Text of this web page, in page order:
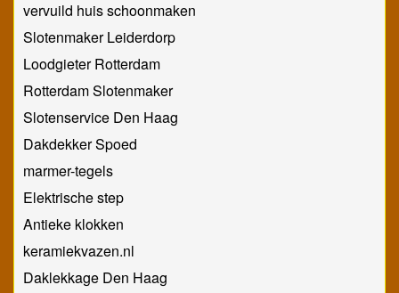
vervuild huis schoonmaken
Slotenmaker Leiderdorp
Loodgieter Rotterdam
Rotterdam Slotenmaker
Slotenservice Den Haag
Dakdekker Spoed
marmer-tegels
Elektrische step
Antieke klokken
keramiekvazen.nl
Daklekkage Den Haag